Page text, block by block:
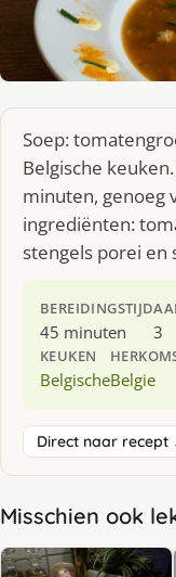
Soep:
Belgische
minuten, genoeg
ingrediënten:
stengels porei en
BEREIDINGSTIJD
45 minuten 3
KEUKEN
BelgischeBelgie
Direct naar recept
Misschien ook